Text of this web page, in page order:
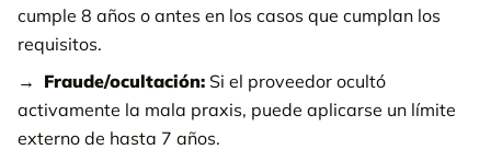
cumple 8 años o antes en los casos que cumplan los
requisitos.
Fraude/ocultación: Si el proveedor ocultó
activamente la mala praxis, puede aplicarse un límite
externo de hasta 7 años.